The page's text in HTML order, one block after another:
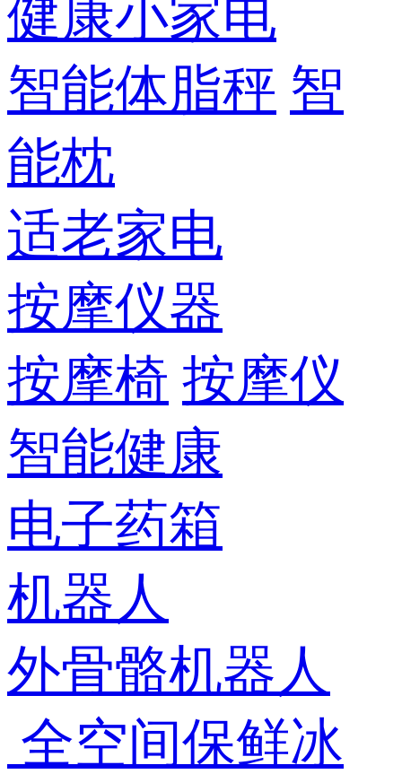
健康小家电
智能体脂秤 智
能枕
适老家电
按摩仪器
按摩椅 按摩仪
智能健康
电子药箱
机器人
外骨骼机器人
全空间保鲜冰